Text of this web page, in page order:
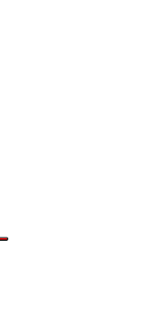
Поиск